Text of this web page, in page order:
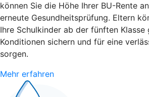
können Sie die Höhe Ihrer BU-Rente
erneute Gesundheitsprüfung. Eltern
Ihre Schulkinder ab der fünften Klasse
Konditionen sichern und für eine
sorgen.
Mehr erfahren